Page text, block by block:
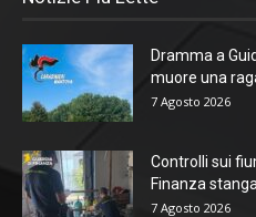
Dramma a
muore una
7 Agosto 2026
Controlli sui
Finanza
7 Agosto 2026